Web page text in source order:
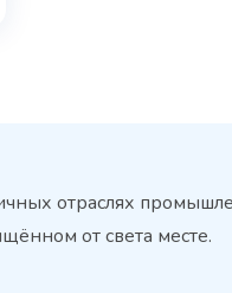
отраслях
от света месте.